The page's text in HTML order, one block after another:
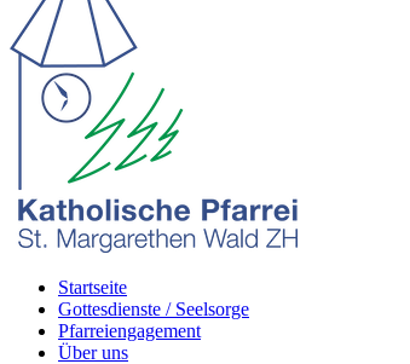
Startseite
Gottesdienste / Seelsorge
Pfarreiengagement
Über uns